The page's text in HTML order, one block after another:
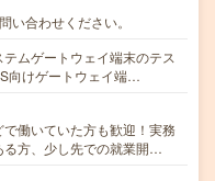
合わせください。
ムゲートウェイ端末のテス
向けゲートウェイ端…
働いていた方も歓迎！実務
る方、少し先での就業開…